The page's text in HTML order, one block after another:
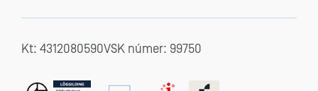
Kt: 4312080590VSK númer: 99750